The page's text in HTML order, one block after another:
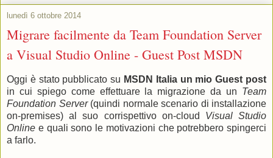
lunedì 6 ottobre 2014
Migrare facilmente da Team Foundation Server
a Visual Studio Online - Guest Post MSDN
Oggi è stato pubblicato su MSDN Italia un mio Guest post
in cui spiego come effettuare la migrazione da un Team
Foundation Server(quindi normale scenario di installazione
on-premises) al suo corrispettivo on-cloud Visual Studio
Online e quali sono le motivazioni che potrebbero spingerci
a farlo.